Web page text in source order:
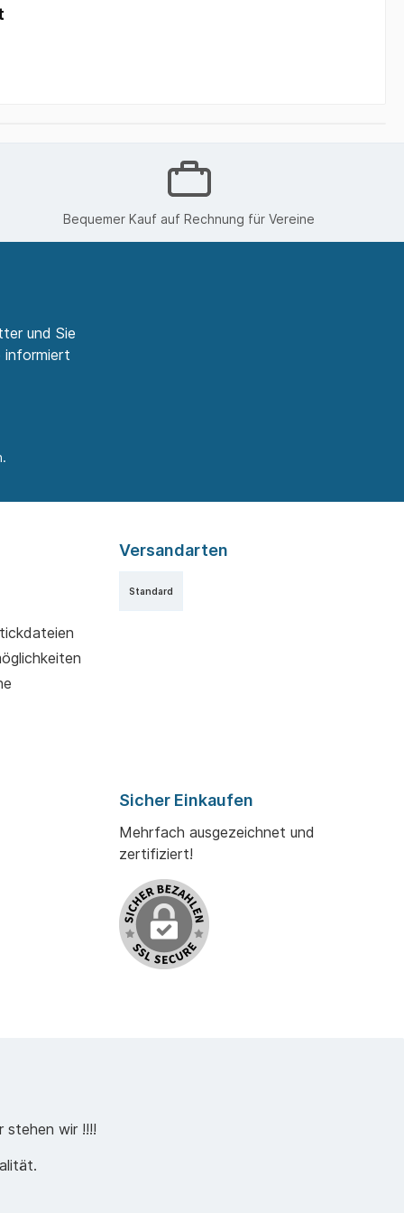
Bequemer Kauf auf Rechnung für Vereine
und Sie
informiert
Versandarten
Standard
Sicher Einkaufen
Mehrfach ausgezeichnet und
zertifiziert!
stehen wir !!!!